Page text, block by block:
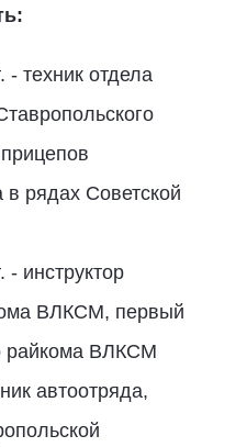
- техник отдела
в рядах Советской
- инструктор
ВЛКСМ, первый
райкома ВЛКСМ
автоотряда,